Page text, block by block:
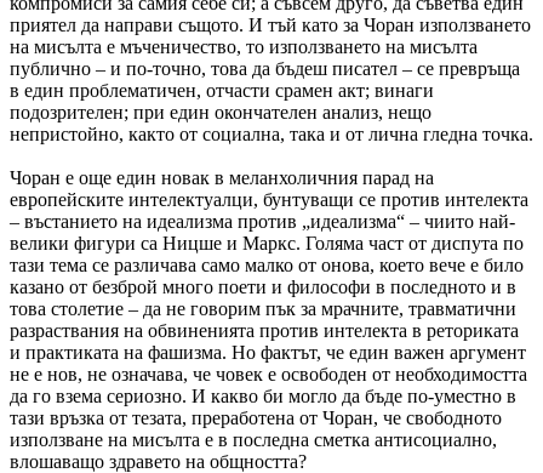
приятел да направи същото. И тъй като за Чоран използването
на мисълта е мъченичество, то използването на мисълта
публично – и по-точно, това да бъдеш писател – се превръща
в един проблематичен, отчасти срамен акт; винаги
подозрителен; при един окончателен анализ, нещо
непристойно, както от социална, така и от лична гледна точка.
Чоран е още един новак в меланхоличния парад на
европейските интелектуалци, бунтуващи се против интелекта
– въстанието на идеализма против „идеализма“ – чиито най-
велики фигури са Ницше и Маркс. Голяма част от диспута по
тази тема се различава само малко от онова, което вече е било
казано от безброй много поети и философи в последното и в
това столетие – да не говорим пък за мрачните, травматични
разраствания на обвиненията против интелекта в реториката
и практиката на фашизма. Но фактът, че един важен аргумент
не е нов, не означава, че човек е освободен от необходимостта
да го взема сериозно. И какво би могло да бъде по-уместно в
тази връзка от тезата, преработена от Чоран, че свободното
използване на мисълта е в последна сметка антисоциално,
влошаващо здравето на общността?